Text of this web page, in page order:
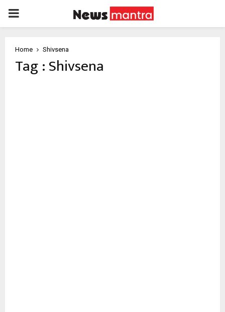
PRIMARY
Home Shivsena
Tag : Shivsena